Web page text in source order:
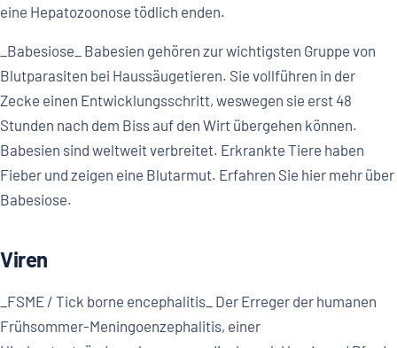
eine Hepatozoonose tödlich enden.
_Babesiose_ Babesien gehören zur wichtigsten Gruppe von
Blutparasiten bei Haussäugetieren. Sie vollführen in der
Zecke einen Entwicklungsschritt, weswegen sie erst 48
Stunden nach dem Biss auf den Wirt übergehen können.
Babesien sind weltweit verbreitet. Erkrankte Tiere haben
Fieber und zeigen eine Blutarmut. Erfahren Sie hier mehr über
Babesiose.
Viren
_FSME / Tick borne encephalitis_ Der Erreger der humanen
Frühsommer-Meningoenzephalitis, einer